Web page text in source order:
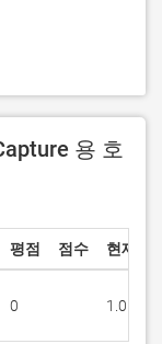
용 호
평점 점수 현재 버
0 1.0